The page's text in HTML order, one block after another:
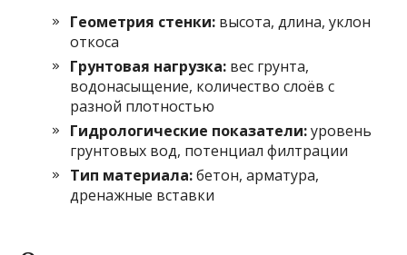
Геометрия стенки: высота, длина, уклон
откоса
Грунтовая нагрузка: вес грунта,
водонасыщение, количество слоёв с
разной плотностью
Гидрологические показатели:уровень
грунтовых вод, потенциал филтрации
Тип материала:бетон, арматура,
дренажные вставки